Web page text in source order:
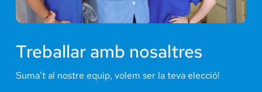
Treballar amb nosaltres
Suma’t al nostre equip, volem ser la teva elecció!